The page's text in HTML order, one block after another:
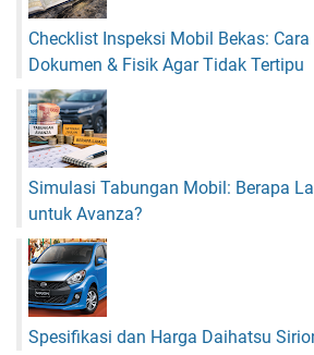
Checklist Inspeksi Mobil Bekas:
Dokumen & Fisik Agar Tidak Tertipu
Simulasi Tabungan Mobil: Berapa
untuk Avanza?
Spesifikasi dan Harga Daihatsu